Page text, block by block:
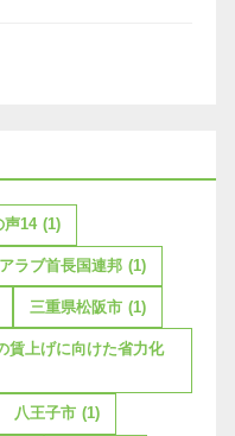
声14 (1)
アラブ首長国連邦 (1)
三重県松阪市 (1)
賃上げに向けた省力化
八王子市 (1)